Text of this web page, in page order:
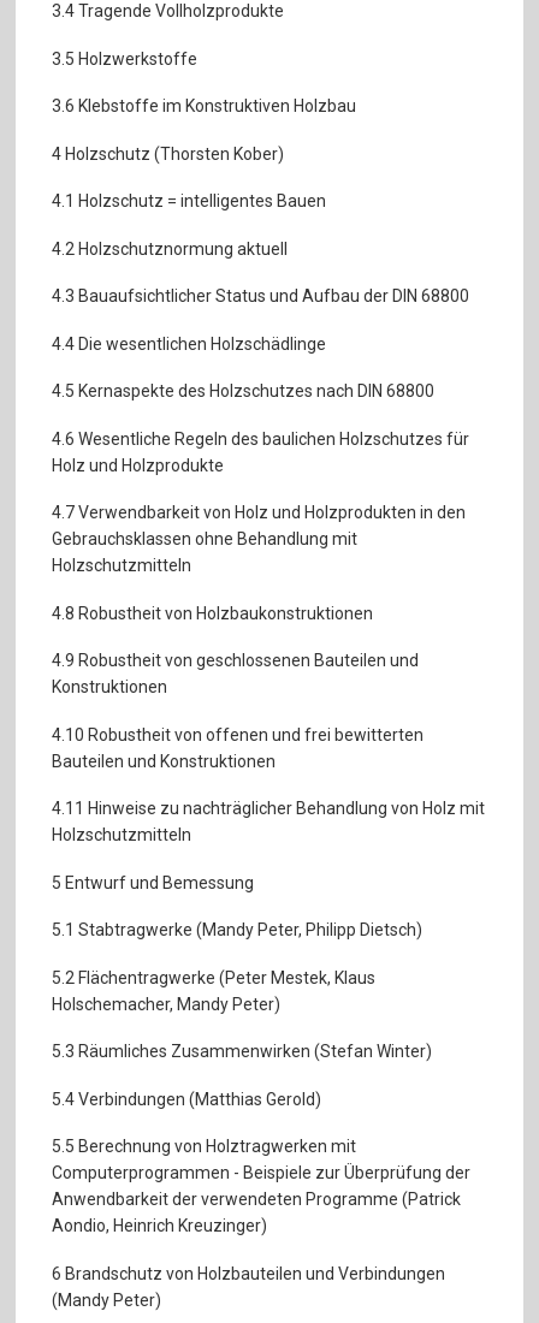
3.4 Tragende Vollholzprodukte
3.5 Holzwerkstoffe
3.6 Klebstoffe im Konstruktiven Holzbau
4 Holzschutz (Thorsten Kober)
4.1 Holzschutz = intelligentes Bauen
4.2 Holzschutznormung aktuell
4.3 Bauaufsichtlicher Status und Aufbau der DIN 68800
4.4 Die wesentlichen Holzschädlinge
4.5 Kernaspekte des Holzschutzes nach DIN 68800
4.6 Wesentliche Regeln des baulichen Holzschutzes für
Holz und Holzprodukte
4.7 Verwendbarkeit von Holz und Holzprodukten in den
Gebrauchsklassen ohne Behandlung mit
Holzschutzmitteln
4.8 Robustheit von Holzbaukonstruktionen
4.9 Robustheit von geschlossenen Bauteilen und
Konstruktionen
4.10 Robustheit von offenen und frei bewitterten
Bauteilen und Konstruktionen
4.11 Hinweise zu nachträglicher Behandlung von Holz mit
Holzschutzmitteln
5 Entwurf und Bemessung
5.1 Stabtragwerke (Mandy Peter, Philipp Dietsch)
5.2 Flächentragwerke (Peter Mestek, Klaus
Holschemacher, Mandy Peter)
5.3 Räumliches Zusammenwirken (Stefan Winter)
5.4 Verbindungen (Matthias Gerold)
5.5 Berechnung von Holztragwerken mit
Computerprogrammen - Beispiele zur Überprüfung der
Anwendbarkeit der verwendeten Programme (Patrick
Aondio, Heinrich Kreuzinger)
6 Brandschutz von Holzbauteilen und Verbindungen
(Mandy Peter)